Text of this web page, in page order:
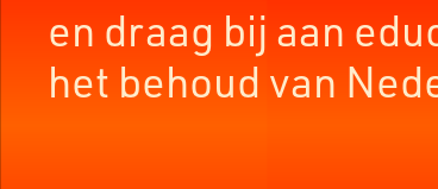
en draag bij aan
het behoud van